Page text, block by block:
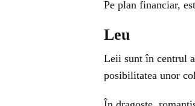
Pe plan financiar,
Leu
Leii sunt în centrul
posibilitatea unor